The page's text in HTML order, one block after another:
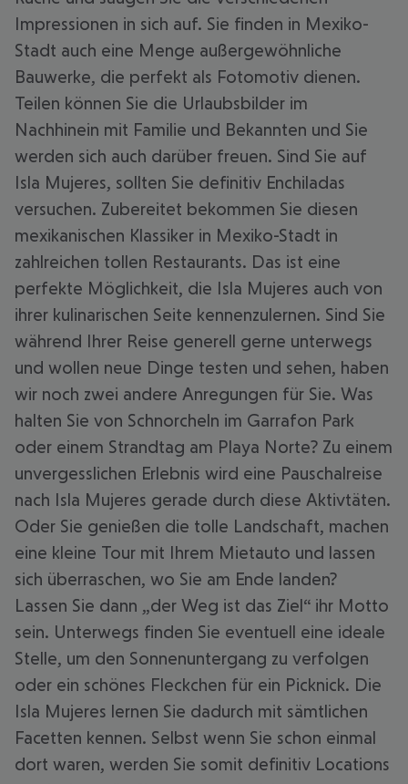
Impressionen in sich auf. Sie finden in Mexiko-
Stadt auch eine Menge außergewöhnliche
Bauwerke, die perfekt als Fotomotiv dienen.
Teilen können Sie die Urlaubsbilder im
Nachhinein mit Familie und Bekannten und Sie
werden sich auch darüber freuen. Sind Sie auf
Isla Mujeres, sollten Sie definitiv Enchiladas
versuchen. Zubereitet bekommen Sie diesen
mexikanischen Klassiker in Mexiko-Stadt in
zahlreichen tollen Restaurants. Das ist eine
perfekte Möglichkeit, die Isla Mujeres auch von
ihrer kulinarischen Seite kennenzulernen. Sind Sie
während Ihrer Reise generell gerne unterwegs
und wollen neue Dinge testen und sehen, haben
wir noch zwei andere Anregungen für Sie. Was
halten Sie von Schnorcheln im Garrafon Park
oder einem Strandtag am Playa Norte? Zu einem
unvergesslichen Erlebnis wird eine Pauschalreise
nach Isla Mujeres gerade durch diese Aktivtäten.
Oder Sie genießen die tolle Landschaft, machen
eine kleine Tour mit Ihrem Mietauto und lassen
sich überraschen, wo Sie am Ende landen?
Lassen Sie dann „der Weg ist das Ziel“ ihr Motto
sein. Unterwegs finden Sie eventuell eine ideale
Stelle, um den Sonnenuntergang zu verfolgen
oder ein schönes Fleckchen für ein Picknick. Die
Isla Mujeres lernen Sie dadurch mit sämtlichen
Facetten kennen. Selbst wenn Sie schon einmal
dort waren, werden Sie somit definitiv Locations